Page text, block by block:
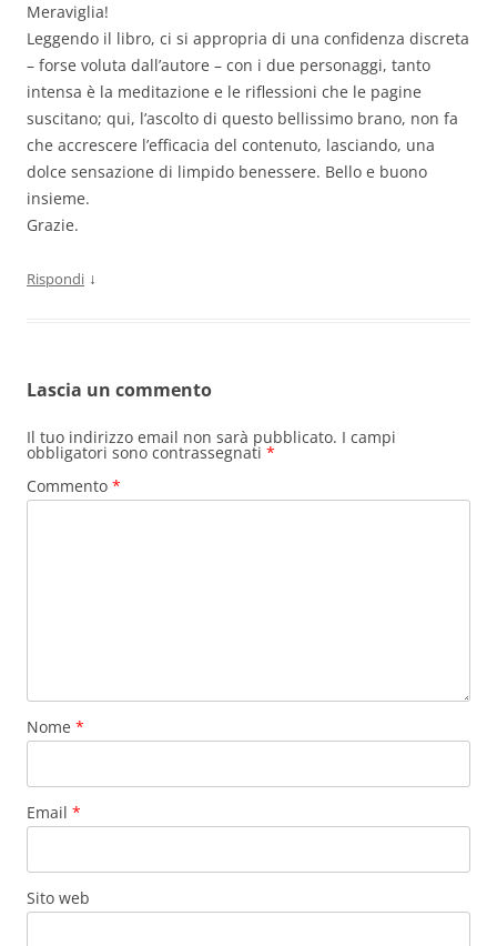
Meraviglia!
Leggendo il libro, ci si appropria di una confidenza discreta
– forse voluta dall’autore – con i due personaggi, tanto
intensa è la meditazione e le riflessioni che le pagine
suscitano; qui, l’ascolto di questo bellissimo brano, non fa
che accrescere l’efficacia del contenuto, lasciando, una
dolce sensazione di limpido benessere. Bello e buono
insieme.
Grazie.
Rispondi ↓
Lascia un commento
Il tuo indirizzo email non sarà pubblicato. I campi
obbligatori sono contrassegnati *
Commento *
Nome *
Email *
Sito web